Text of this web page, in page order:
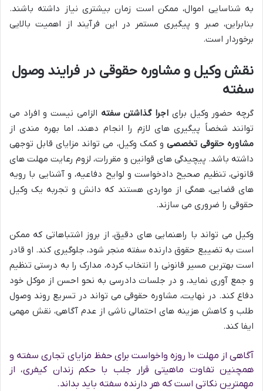
به شناسایی اموال، ممکن است زمان بیشتری نیاز داشته باشند.
بنابراین، صبر و پیگیری مستمر در این فرآیند از اهمیت بالایی
برخوردار است.
نقش وکیل و مشاوره حقوقی در فرایند وصول
سفته
گرچه حضور وکیل برای اجرا گذاشتن سفته الزامی نیست و افراد می
توانند شخصاً پیگیری های لازم را انجام دهند، اما بهره مندی از
مشاوره حقوقی تخصصی و کمک وکیل، می تواند مزایای قابل توجهی
داشته باشد. پیچیدگی های قوانین و مقررات، لزوم رعایت مهلت های
قانونی، تنظیم صحیح دادخواست و لوایح دفاعیه، و آشنایی با رویه
های قضایی، همگی از مواردی هستند که دانش و تجربه یک وکیل
حقوقی را ضروری می سازند.
وکیل می تواند با راهنمایی های دقیق، از بروز اشتباهاتی که ممکن
است به تضییع حقوق دارنده سفته منجر شود، جلوگیری کند. او قادر
است بهترین مسیر قانونی را انتخاب کرده، مدارک را به درستی تنظیم
و جمع آوری نماید، و در جلسات دادرسی به نحو احسن از موکل خود
دفاع کند. در نهایت، مشاوره حقوقی می تواند در تسریع روند وصول
طلب و کاهش هزینه های احتمالی ناشی از عدم آگاهی، نقش مهمی
ایفا کند.
آگاهی از مهلت ۱۰ روزه واخواست برای حفظ مزایای تجاری سفته و
همچنین تفاوت ماهیتی قرار جلب با حکم زندان کیفری، از
مهمترین نکاتی است که هر دارنده سفته باید بداند.